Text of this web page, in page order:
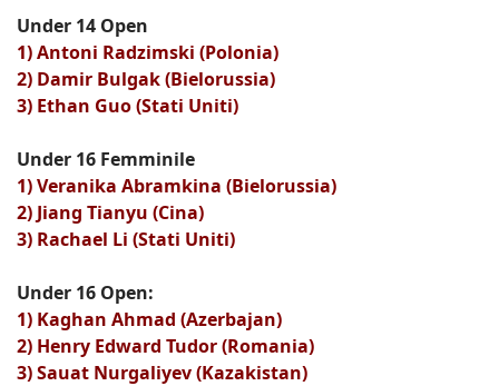
Under 14 Open
1) Antoni Radzimski (Polonia)
2) Damir Bulgak (Bielorussia)
3) Ethan Guo (Stati Uniti)
Under 16 Femminile
1) Veranika Abramkina (Bielorussia)
2) Jiang Tianyu (Cina)
3) Rachael Li (Stati Uniti)
Under 16 Open:
1) Kaghan Ahmad (Azerbajan)
2) Henry Edward Tudor (Romania)
3) Sauat Nurgaliyev (Kazakistan)